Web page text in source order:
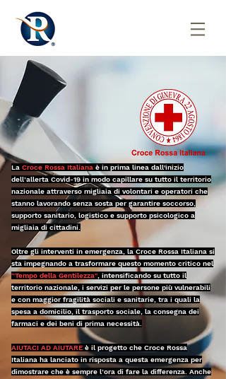
La Croce Rossa Italiana è in prima linea dall'inizio
dell’allerta Covid-19 in modo capillare su tutto il territorio
nazionale attraverso migliaia di volontari e operatori che
stanno lavorando senza sosta per garantire soccorso,
supporto sanitario, logistico e supporto psicologico a
migliaia di cittadini.
Oltre gli interventi in emergenza, la Croce Rossa Italiana si
sta impegnando a trasformare questo momento critico nel
“Tempo della Gentilezza” , intensificando su tutto il
territorio nazionale, i servizi per le persone più vulnerabili
e con maggior fragilità sociali e sanitarie, tra i quali la
spesa a domicilio, il trasporto sociale, la consegna dei
farmaci e dei beni di prima necessità.
AIUTACI AD AIUTARE è il progetto che Croce Rossa
Italiana ha lanciato in risposta a questa emergenza per
dimostrare che è sempre l’ora di fare la differenza. Anche